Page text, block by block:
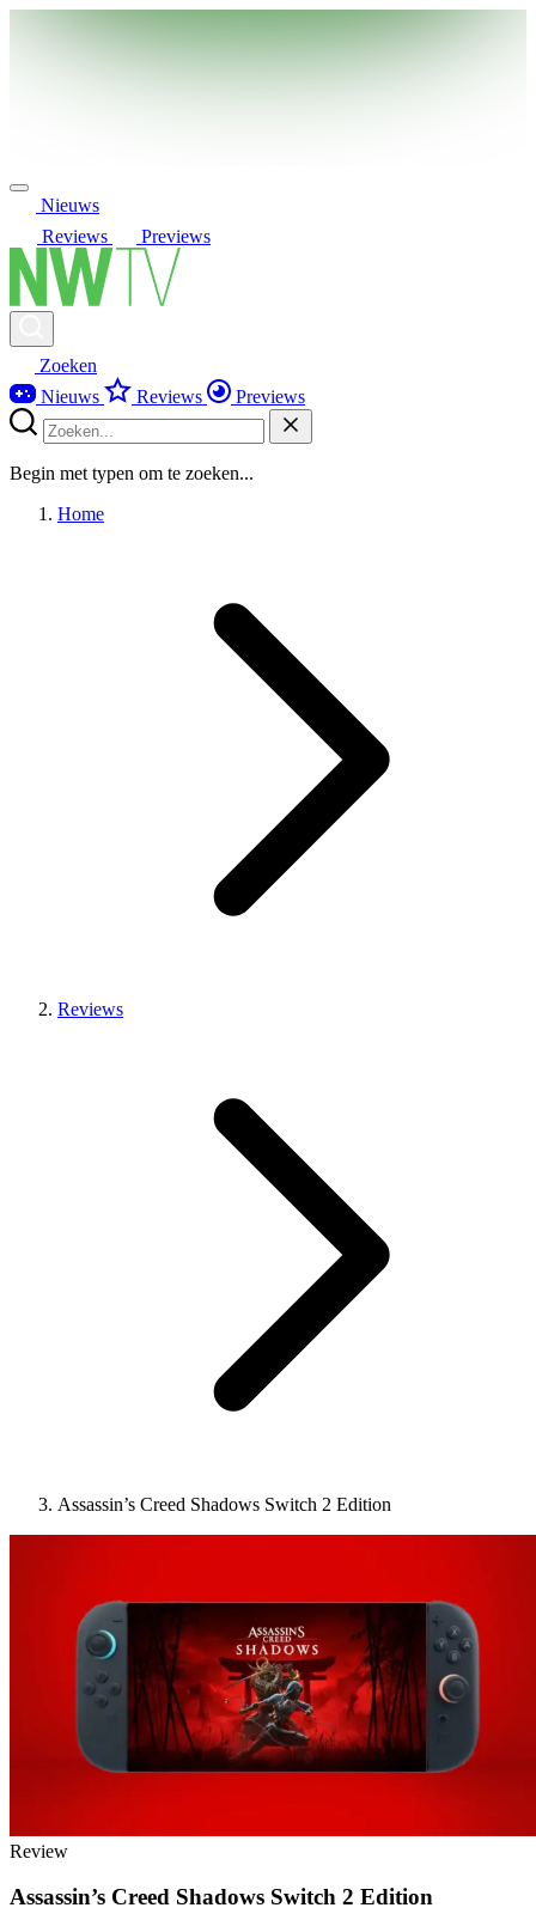
Nieuws
Reviews
Previews
Zoeken
Nieuws
Reviews Previews
Begin met typen om te zoeken...
Home
Reviews
Assassin’s Creed Shadows Switch 2 Edition
Review
Assassin’s Creed Shadows Switch 2 Edition